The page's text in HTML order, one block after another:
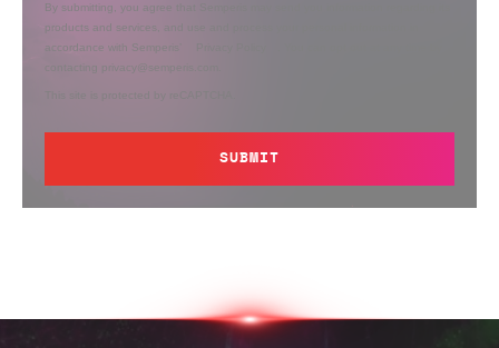
By submitting, you agree that Semperis may send you information regarding its
products and services, and use and process your personal information in
accordance with Semperis’
contacting privacy@semperis.com.
This site is protected by reCAPTCHA.
SUBMIT